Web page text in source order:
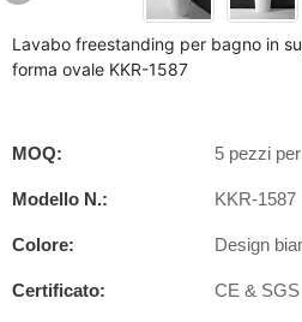
Lavabo freestanding per bagno in
forma ovale KKR-1587
MOQ: 5 pezzi
Modello N.: KKR-1587
Colore: Design
Certificato: CE &